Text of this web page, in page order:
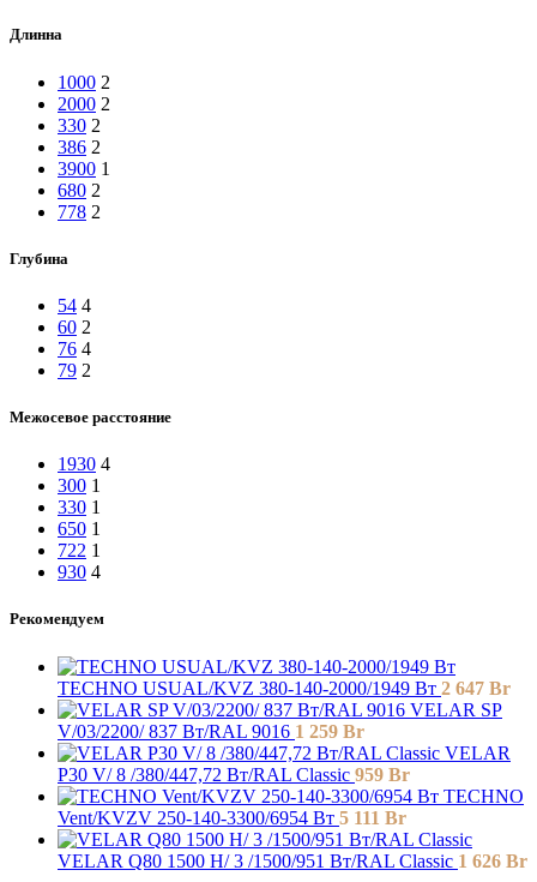
Длинна
1000 2
2000 2
330 2
386 2
3900 1
680 2
778 2
Глубина
54 4
60 2
76 4
79 2
Межосевое расстояние
1930 4
300 1
330 1
650 1
722 1
930 4
Рекомендуем
TECHNO USUAL/KVZ 380-140-2000/1949 Вт 2 647 Br
VELAR SP
V/03/2200/ 837 Bт/RAL 9016 1 259 Br
VELAR
P30 V/ 8 /380/447,72 Вт/RAL Classic 959 Br
TECHNO
Vent/KVZV 250-140-3300/6954 Вт 5 111 Br
VELAR Q80 1500 H/ 3 /1500/951 Вт/RAL Classic 1 626 Br